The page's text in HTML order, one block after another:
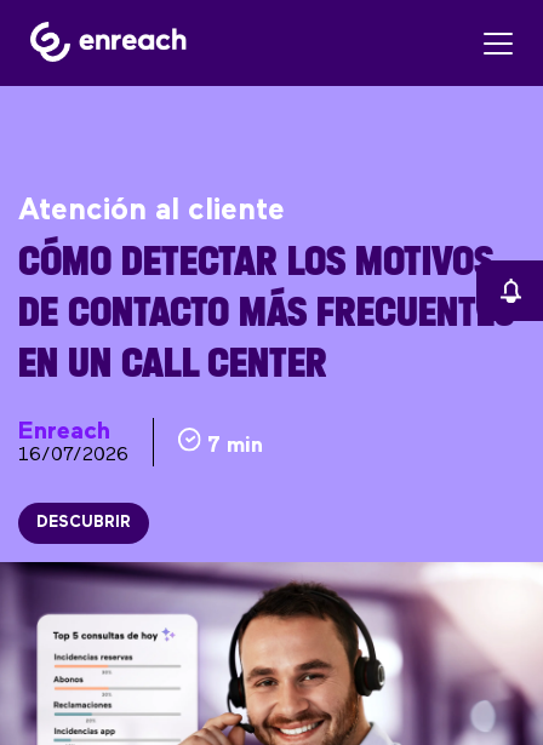
Atención al cliente
CÓMO DETECTAR LOS MOTIVOS
DE CONTACTO MÁS FRECUENTES
EN UN CALL CENTER
Enreach
16/07/2026 7 min
DESCUBRIR